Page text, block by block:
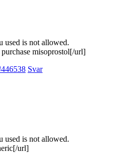
used is not allowed.
misoprostol[/url]
Svar
used is not allowed.
url]